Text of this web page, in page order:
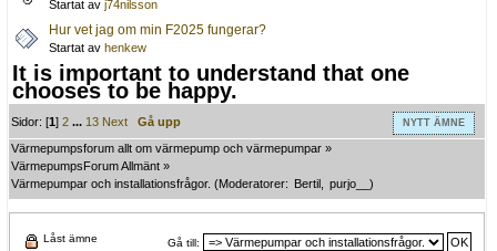
Startat av j74nilsson
Hur vet jag om min F2025 fungerar?
Startat av henkew
It is important to understand that one
chooses to be happy.
NYTT ÄMNE
Sidor: [1]2 ...13 Next
Gå upp
Värmepumpsforum allt om värmepump och värmepumpar »
VärmepumpsForum Allmänt »
Värmepumpar och installationsfrågor. (Moderatorer: Bertil purjo__ )
Gå till:
Låst ämne